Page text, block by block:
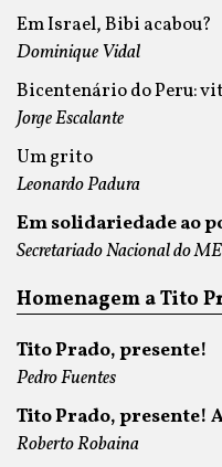
Em Israel, Bibi acabou?
Dominique Vidal
Bicentenário do Peru:
Jorge Escalante
Um grito
Leonardo Padura
Em solidariedade ao
Secretariado Nacional do
Homenagem a Tito
Tito Prado, presente!
Pedro Fuentes
Tito Prado, presente!
Roberto Robaina